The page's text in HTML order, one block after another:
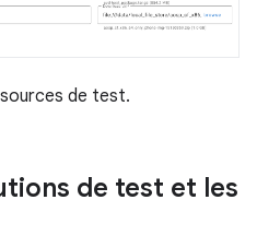
de test.
de test et les